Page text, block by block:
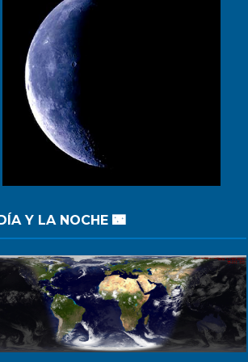
Y LA NOCHE 🌃